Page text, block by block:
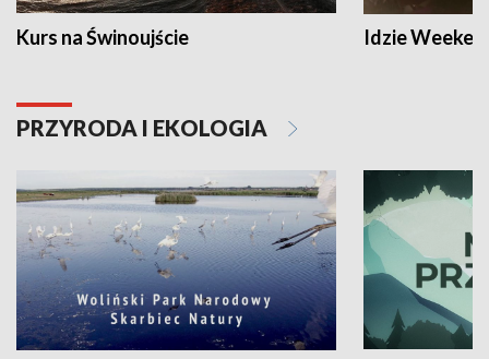
Kurs na Świnoujście Idzie
PRZYRODA I EKOLOGIA